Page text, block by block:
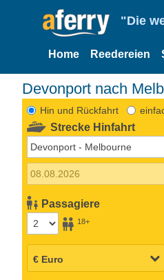
"Die
Home Reedereien
Devonport nach
Hin und Rückfahrt
Strecke Hinfahrt
Passagiere
18+